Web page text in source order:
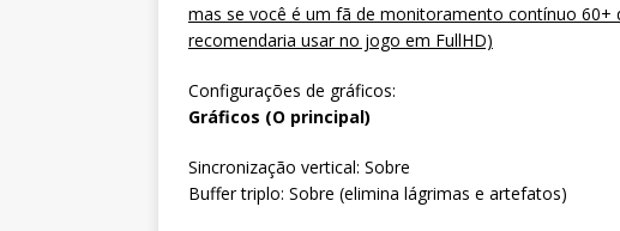
mas se você é um fã de monitoramento contínuo 60+
recomendaria usar no jogo em FullHD)
Configurações de gráficos:
Gráficos (O principal)
Sincronização vertical: Sobre
Buffer triplo: Sobre (elimina lágrimas e artefatos)